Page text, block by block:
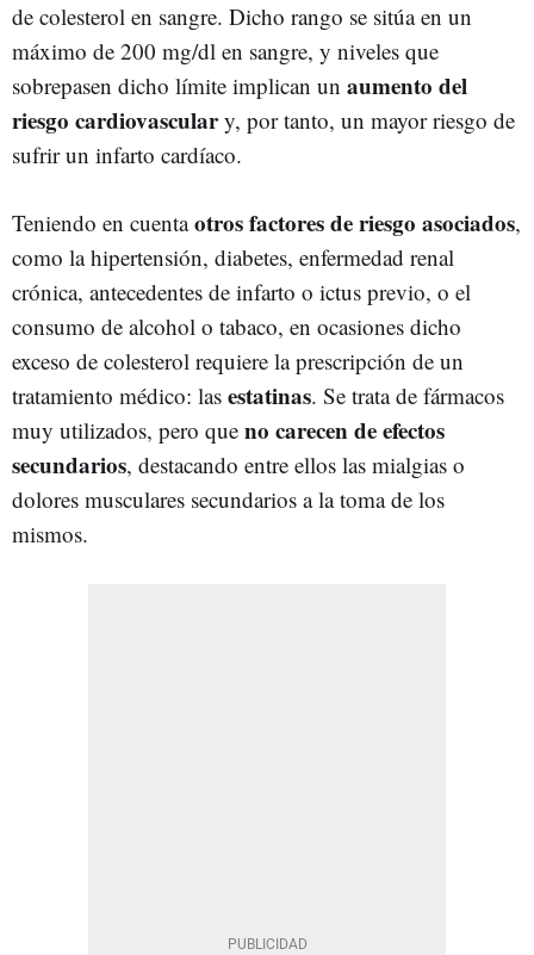
de colesterol en sangre. Dicho rango se sitúa en un
máximo de 200 mg/dl en sangre, y niveles que
sobrepasen dicho límite implican un aumento del
riesgo cardiovasculary, por tanto, un mayor riesgo de
sufrir un infarto cardíaco.
Teniendo en cuentaotros factores de riesgo asociados,
como la hipertensión, diabetes, enfermedad renal
crónica, antecedentes de infarto o ictus previo, o el
consumo de alcohol o tabaco, en ocasiones dicho
exceso de colesterol requiere la prescripción de un
tratamiento médico: las estatinas. Se trata de fármacos
muy utilizados, pero que no carecen de efectos
secundarios, destacando entre ellos las mialgias o
dolores musculares secundarios a la toma de los
mismos.